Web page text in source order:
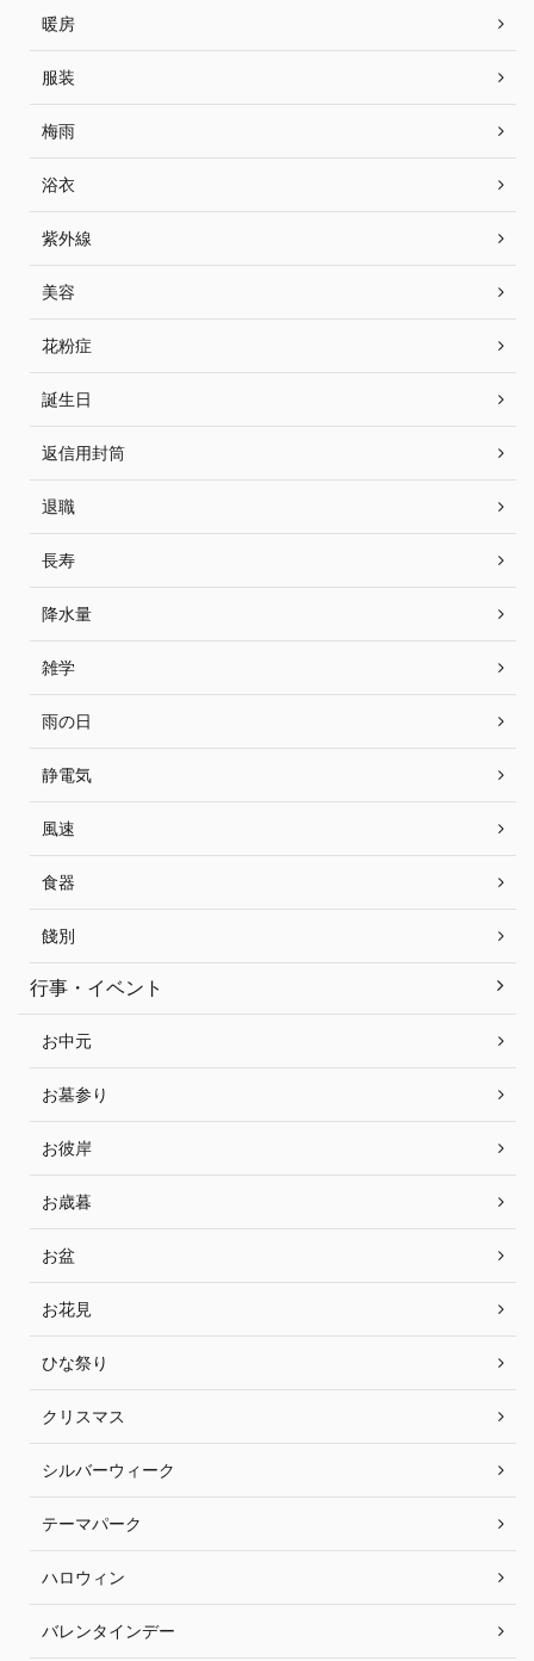
暖房
服装
梅雨
浴衣
紫外線
美容
花粉症
誕生日
返信用封筒
退職
長寿
降水量
雑学
雨の日
静電気
風速
食器
餞別
行事・イベント
お中元
お墓参り
お彼岸
お歳暮
お盆
お花見
ひな祭り
クリスマス
シルバーウィーク
テーマパーク
ハロウィン
バレンタインデー